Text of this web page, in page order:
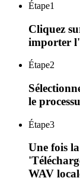
Étape1
Cliquez
importer
Étape2
le
Étape3
Une fois
WAV